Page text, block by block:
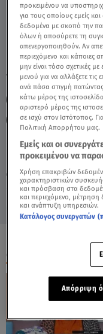
Πέμπτη 6 Αυγούστου
28.11.20, 13:25 ΖΩΔΙΑ
TAGS: ΖΥΓΟΣ
STARS SYSTEM ΑΣΗ
ΖΩΔΙΑ ΑΣΗ ΜΠΗΛΙΟΥ
ΟΛΑ ΤΑ ΒΙΝΤΕΟ
προκειμένου να
για τους οποίους εμείς
δεδομένα με σκοπό την
όλων ή αποσύρετε τη
απενεργοποιηθούν. Αν
περιεχόμενο και κάποιες
μην είναι τόσο σχετικές
μενού για να αλλάξετε
ανά πάσα στιγμή
κάτω μέρος της
αριστερό μέρος της
σε ισχύ στον Ιστότοπος.
Πολιτική Απορρήτου μας.
Εμείς και οι
προκειμένου να
Χρήση επακριβών
χαρακτηριστικών
και πρόσβαση στα
και περιεχόμενο, μέτρηση
και ανάπτυξη υπηρεσιών.
Κατάλογος συνεργατών
Απόρριψη